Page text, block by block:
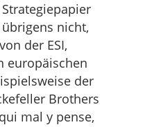
nicht,
der ESI,
europäischen
der
Brothers
mal y pense,